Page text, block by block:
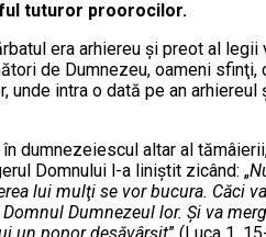
tuturor proorocilor.
era arhiereu şi preot al legii
de Dumnezeu, oameni sfinţi,
intra o dată pe an
dumnezeiescul altar al
Domnului l-a liniştit zicând: „
lui mulţi se vor bucura. Căci
Dumnezeul lor. Şi va